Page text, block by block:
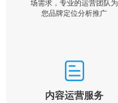
场需求，专业的运营团队为
您品牌定位分析推广
内容运营服务